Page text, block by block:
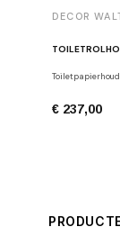
DECOR
€ 237,00